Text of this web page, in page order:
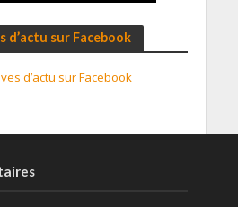
d’actu sur Facebook
d’actu sur Facebook